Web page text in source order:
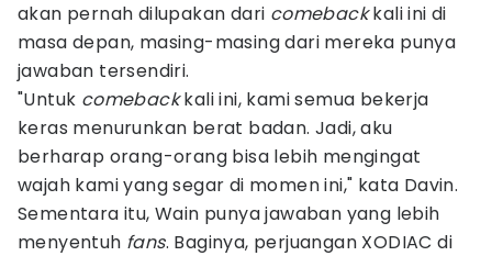
akan pernah dilupakan dari comebackkali ini di
masa depan, masing-masing dari mereka punya
jawaban tersendiri.
"Untuk comebackkali ini, kami semua bekerja
keras menurunkan berat badan. Jadi, aku
berharap orang-orang bisa lebih mengingat
wajah kami yang segar di momen ini," kata Davin.
Sementara itu, Wain punya jawaban yang lebih
menyentuh fans. Baginya, perjuangan XODIAC di